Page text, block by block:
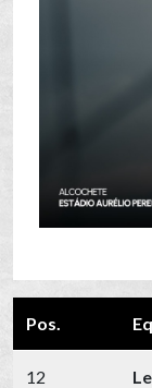
Pos.
12